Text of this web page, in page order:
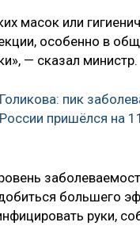
масок или
особенно в
— сказал министр.
Голикова: пик
России пришёлся на
большего
руки,